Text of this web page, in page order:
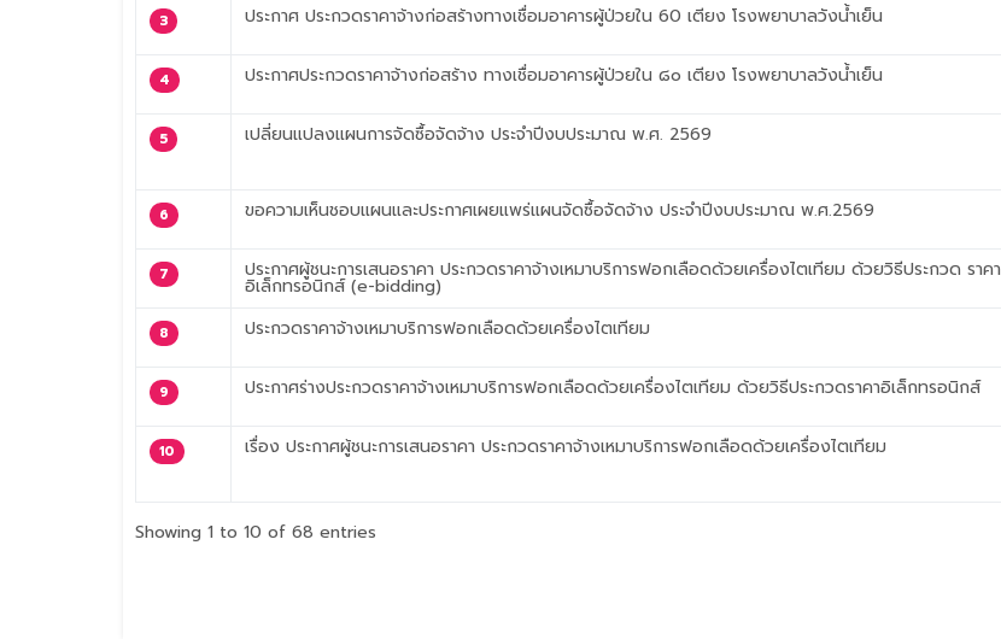
3 ประกาศ ประกวดราคาจ้างก่อสร้างทางเชื่อมอาคารผู้ป่วยใน 60 เตียง โรงพยาบาลวังน้ำเย็น
4 ประกาศประกวดราคาจ้างก่อสร้าง ทางเชื่อมอาคารผู้ป่วยใน ๘๐ เตียง โรงพยาบาลวังน้ำเย็น
5 เปลี่ยนแปลงแผนการจัดซื้อจัดจ้าง ประจำปีงบประมาณ พ.ศ. 2569
6 ขอความเห็นชอบแผนและประกาศเผยแพร่แผนจัดซื้อจัดจ้าง ประจำปีงบประมาณ พ.ศ.2569
7 ประกาศผู้ชนะการเสนอราคา ประกวดราคาจ้างเหมาบริการฟอกเลือดด้วยเครื่องไตเทียม ด้วยวิธีประกวด ราคา
อิเล็กทรอนิกส์ (e-bidding)
8 ประกวดราคาจ้างเหมาบริการฟอกเลือดด้วยเครื่องไตเทียม
9 ประกาศร่างประกวดราคาจ้างเหมาบริการฟอกเลือดด้วยเครื่องไตเทียม ด้วยวิธีประกวดราคาอิเล็กทรอนิกส์
10 เรื่อง ประกาศผู้ชนะการเสนอราคา ประกวดราคาจ้างเหมาบริการฟอกเลือดด้วยเครื่องไตเทียม
Showing 1 to 10 of 68 entries